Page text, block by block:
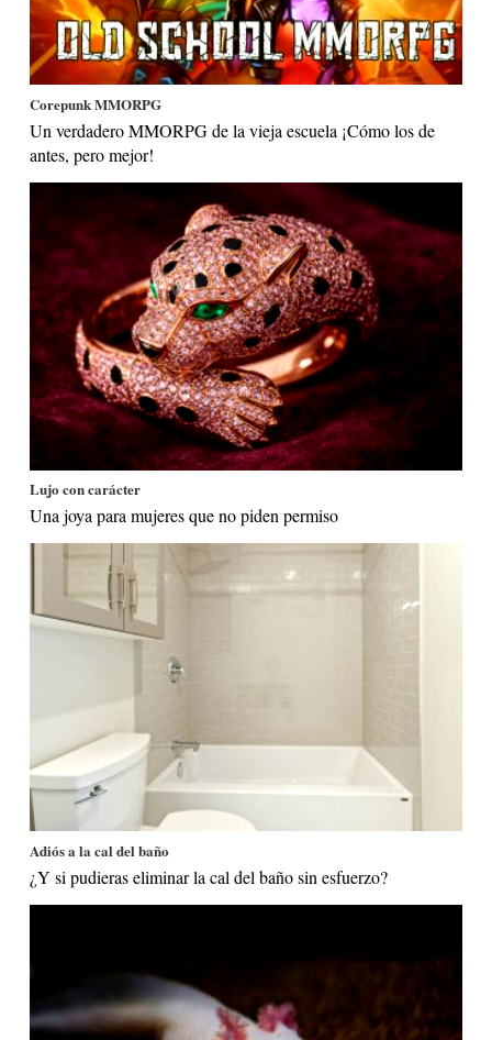
Corepunk MMORPG
Un verdadero MMORPG de la vieja escuela ¡Cómo los de
antes, pero mejor!
Lujo con carácter
Una joya para mujeres que no piden permiso
Adiós a la cal del baño
¿Y si pudieras eliminar la cal del baño sin esfuerzo?